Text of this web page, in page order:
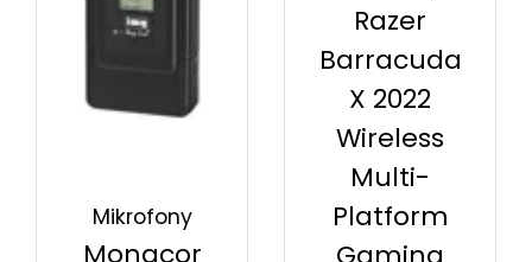
Mikrofony
Monacor
Razer
Barracuda
X 2022
Wireless
Multi-
Platform